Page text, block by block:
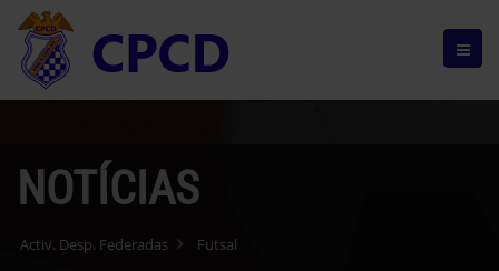
NOTÍCIAS
Activ. Desp. Federadas Futsal